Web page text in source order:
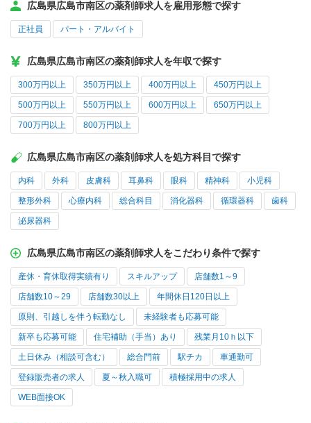
広島県広島市南区の薬剤師求人を雇用形態で探す
正社員 パート・アルバイト
広島県広島市南区の薬剤師求人を年収で探す
300万円以上 350万円以上 400万円以上 450万円以上
500万円以上 550万円以上 600万円以上 650万円以上
700万円以上 800万円以上
広島県広島市南区の薬剤師求人を処方科目で探す
内科 外科 皮膚科 耳鼻科 眼科 精神科 小児科
整形外科 心療内科 総合科目 消化器科 循環器科 歯科
泌尿器科
広島県広島市南区の薬剤師求人をこだわり条件で探す
産休・育休取得実績有り スキルアップ 店舗数1～9
店舗数10～29 店舗数30以上 年間休日120日以上
原則、引越しを伴う転勤なし 未経験者も応募可能
新卒も応募可能 住宅補助（手当）あり 残業月10ｈ以下
土日休み（相談可含む） 総合門前 駅チカ 車通勤可
登録販売者の求人 夏～秋入職可 積極採用中の求人
WEB面接OK